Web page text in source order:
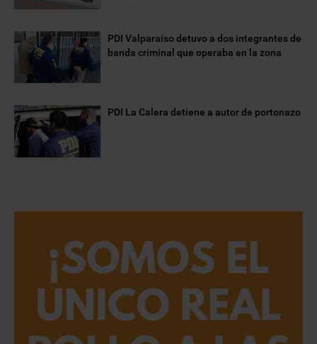
PDI Valparaíso detuvo a dos integrantes de
banda criminal que operaba en la zona
PDI La Calera detiene a autor de portonazo